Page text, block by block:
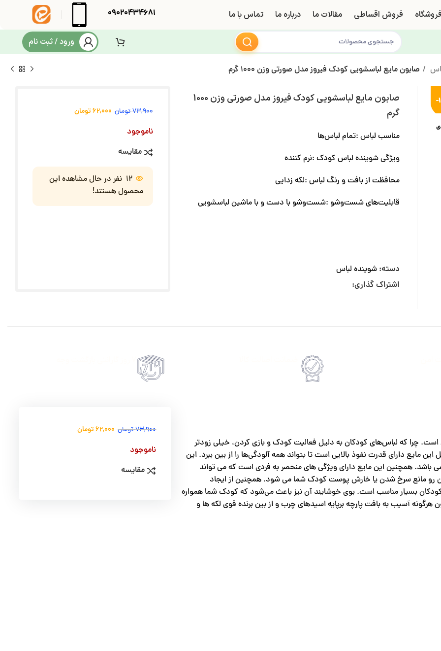
فروشگاه فروش اقساطی مقالات ما درباره ما تماس با ما 09020434681
ورود / ثبت نام
صابون مایع لباسشویی کودک فیروز مدل صورتی وزن 1000 گرم
-
صابون مایع لباسشویی کودک فیروز مدل صورتی وزن 1000
گرم
مناسب لباس :تمام لباس‌‎ها
ویژگی شوینده لباس کودک :نرم کننده
محافظت از بافت و رنگ لباس :لکه زدایی
قابلیت‌های شست‌و‌شو :شست‌وشو با دست و با ماشین لباسشویی
دسته: شوینده لباس
اشتراک گذاری:
73,900تومان 62,000تومان
ناموجود
مقایسه
12 نفر در حال مشاهده این
محصول هستند!
چرا که لباس‌های کودکان به دلیل فعالیت کودک و بازی کردن، خیلی زودتر
مایع دارای قدرت نفوذ بالایی است تا بتواند همه آلودگی‌ها را از بین ببرد. این
باشد. همچنین این مایع دارای ویژگی های منحصر به فردی است که می تواند
رو مانع سرخ شدن یا خارش پوست کودک شما می شود. همچنین از ایجاد
بسیار مناسب است. بوی خوشایند آن نیز باعث می‌شود که کودک شما همواره
آسیب به بافت پارچه برپایه اسیدهای چرب و از بین برنده قوی لکه ها و
73,900تومان 62,000تومان
ناموجود
مقایسه